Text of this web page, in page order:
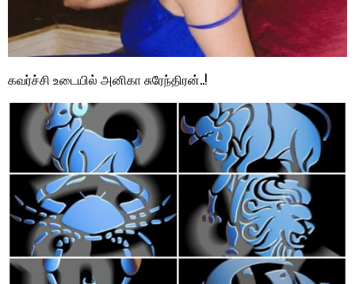
கவர்ச்சி உடையில் அனிகா சுரேந்திரன்..!